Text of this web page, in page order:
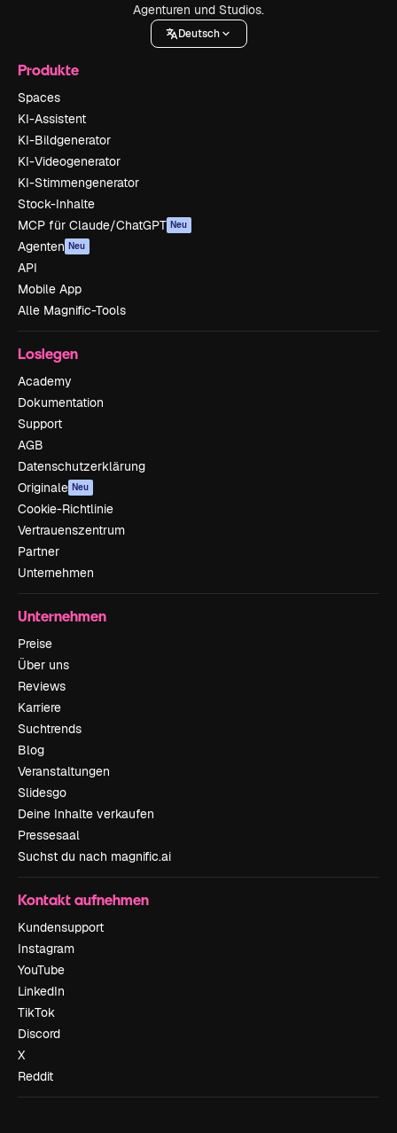
Agenturen und Studios.
Deutsch
Produkte
Spaces
KI-Assistent
KI-Bildgenerator
KI-Videogenerator
KI-Stimmengenerator
Stock-Inhalte
MCP für Claude/ChatGPT Neu
Agenten Neu
API
Mobile App
Alle Magnific-Tools
Loslegen
Academy
Dokumentation
Support
AGB
Datenschutzerklärung
Originale Neu
Cookie-Richtlinie
Vertrauenszentrum
Partner
Unternehmen
Unternehmen
Preise
Über uns
Reviews
Karriere
Suchtrends
Blog
Veranstaltungen
Slidesgo
Deine Inhalte verkaufen
Pressesaal
Suchst du nach magnific.ai
Kontakt aufnehmen
Kundensupport
Instagram
YouTube
LinkedIn
TikTok
Discord
X
Reddit